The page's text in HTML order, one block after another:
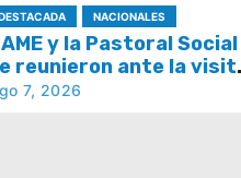
NACIONALES
y la Pastoral Social
reunieron ante la
papa León XIV y la
7, 2026